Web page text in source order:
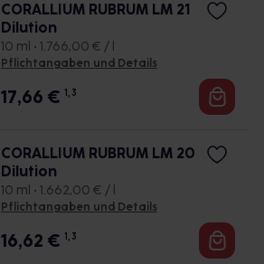
CORALLIUM RUBRUM LM 21
Dilution
10 ml • 1.766,00 € / l
Pflichtangaben und Details
17,66 € 1, 3
CORALLIUM RUBRUM LM 20
Dilution
10 ml • 1.662,00 € / l
Pflichtangaben und Details
16,62 € 1, 3